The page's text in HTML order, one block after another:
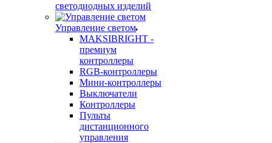
светодиодных изделий
Управление светом
MAKSIBRIGHT -
премиум
контроллеры
RGB-контроллеры
Мини-контроллеры
Выключатели
Контроллеры
Пульты
дистанционного
управления